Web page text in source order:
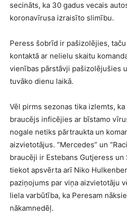
secināts, ka 30 gadus vecais
koronavīrusa izraisīto slimību.
Peress šobrīd ir pašizolējies,
kontaktā ar nelielu skaitu
vienības pārstāvji pašizolējušies
tuvāko dienu laikā.
Vēl pirms sezonas tika izlemts,
braucējs inficējies ar bīstamo
nogale netiks pārtraukta un
aizvietotājus. “Mercedes” un
braucēji ir Estebans Gutjeress un
tiekot apsvērta arī Niko
paziņojums par viņa aizvietotāju
liela varbūtība, ka Peresam
nākamnedēļ.